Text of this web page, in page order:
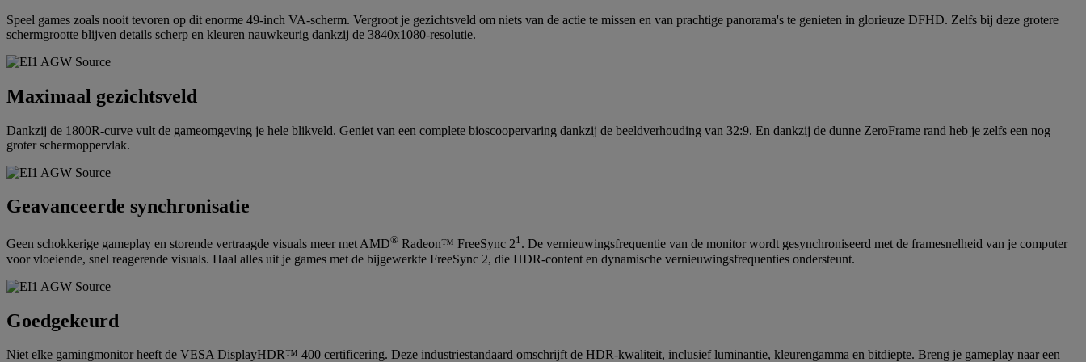
Speel games zoals nooit tevoren op dit enorme 49-inch VA-scherm. Vergroot je gezichtsveld om niets van de actie te missen en van prachtige panorama's te genieten in glorieuze DFHD. Zelfs bij deze grotere
schermgrootte blijven details scherp en kleuren nauwkeurig dankzij de 3840x1080-resolutie.
Maximaal gezichtsveld
Dankzij de 1800R-curve vult de gameomgeving je hele blikveld. Geniet van een complete bioscoopervaring dankzij de beeldverhouding van 32:9. En dankzij de dunne ZeroFrame rand heb je zelfs een nog
groter schermoppervlak.
Geavanceerde synchronisatie
Geen schokkerige gameplay en storende vertraagde visuals meer met AMD® Radeon™ FreeSync 21. De vernieuwingsfrequentie van de monitor wordt gesynchroniseerd met de framesnelheid van je computer
voor vloeiende, snel reagerende visuals. Haal alles uit je games met de bijgewerkte FreeSync 2, die HDR-content en dynamische vernieuwingsfrequenties ondersteunt.
Goedgekeurd
Niet elke gamingmonitor heeft de VESA DisplayHDR™ 400 certificering. Deze industriestandaard omschrijft de HDR-kwaliteit, inclusief luminantie, kleurengamma en bitdiepte. Breng je gameplay naar een